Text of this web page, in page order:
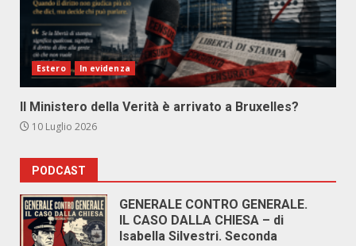
Estero In evidenza
Il Ministero della Verità è arrivato a Bruxelles?
10 Luglio 2026
PODCAST
GENERALE CONTRO GENERALE.
IL CASO DALLA CHIESA – di
Isabella Silvestri. Seconda